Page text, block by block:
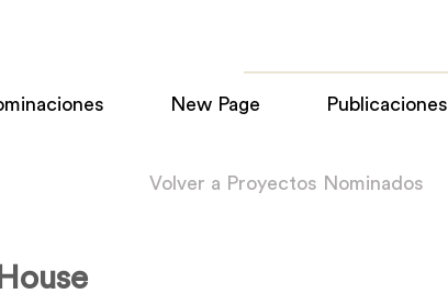
New Page Publicaciones
Volver a Proyectos Nominados